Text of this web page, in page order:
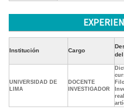
Institución Cargo
UNIVERSIDAD DE
LIMA
DOCENTE
INVESTIGADOR